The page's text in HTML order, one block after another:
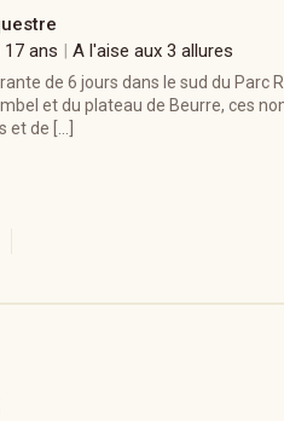
ans | A l'aise aux 3 allures
de 6 jours dans le sud du Parc
et du plateau de Beurre, ces
et de […]